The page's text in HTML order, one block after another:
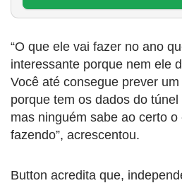
“O que ele vai fazer no ano
interessante porque nem ele
Você até consegue prever
porque tem os dados do
mas ninguém sabe ao certo
fazendo”, acrescentou.
Button acredita que,